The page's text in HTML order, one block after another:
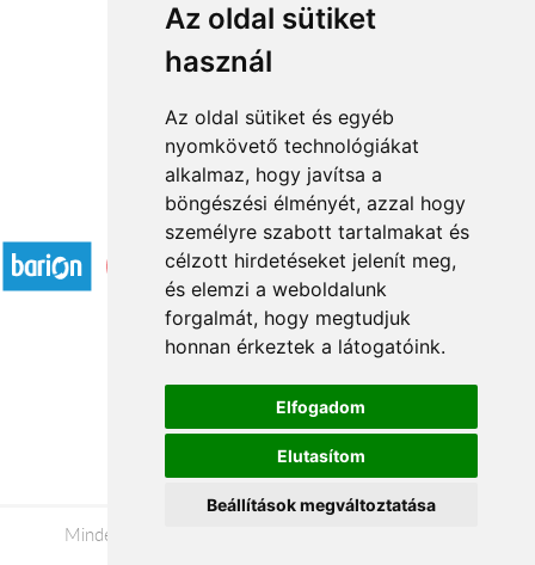
Az oldal sütiket
használ
Az oldal sütiket és egyéb
nyomkövető technológiákat
alkalmaz, hogy javítsa a
böngészési élményét, azzal hogy
személyre szabott tartalmakat és
célzott hirdetéseket jelenít meg,
és elemzi a weboldalunk
forgalmát, hogy megtudjuk
honnan érkeztek a látogatóink.
Elfogadom
Elutasítom
Beállítások megváltoztatása
2 3 ...
Elfogadott fizetési módok
Á.SZ.F.
Impresszum
Adatkezelési tájékoztató
Minden jog fenntartva © 2026 |